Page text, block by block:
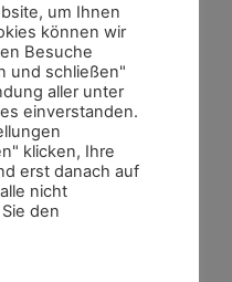
um Ihnen
können wir
Besuche
und schließen"
aller unter
einverstanden.
klicken, Ihre
erst danach auf
nicht
den